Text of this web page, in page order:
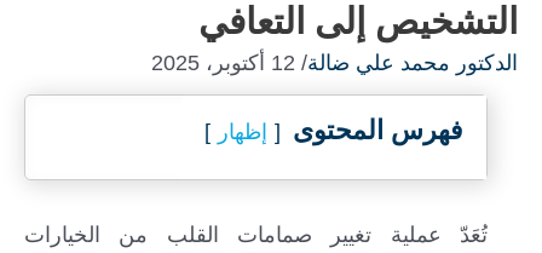
التشخيص إلى التعافي
الدكتور محمد علي ضالة/ 12 أكتوبر، 2025
فهرس المحتوى إظهار
تُعَدّ عملية تغيير صمامات القلب من الخيارات
املأ النموذج لاستشارة مجانية !
سنكون على اتصال معك في أسرع وقت ممكن